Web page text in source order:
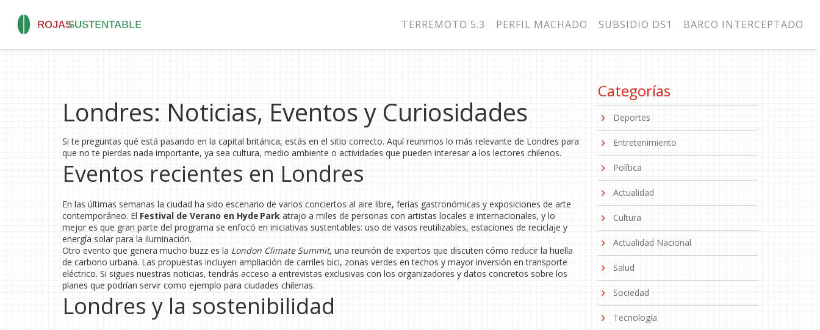
TERREMOTO 5.3 PERFIL MACHADO SUBSIDIO DS1 BARCO INTERCEPTADO
Londres: Noticias, Eventos y Curiosidades
Si te preguntas qué está pasando en la capital británica, estás en el sitio correcto. Aquí reunimos lo más relevante de Londres para
que no te pierdas nada importante, ya sea cultura, medio ambiente o actividades que pueden interesar a los lectores chilenos.
Eventos recientes en Londres
En las últimas semanas la ciudad ha sido escenario de varios conciertos al aire libre, ferias gastronómicas y exposiciones de arte
contemporáneo. El Festival de Verano en Hyde Park atrajo a miles de personas con artistas locales e internacionales, y lo
mejor es que gran parte del programa se enfocó en iniciativas sustentables: uso de vasos reutilizables, estaciones de reciclaje y
energía solar para la iluminación.
Otro evento que genera mucho buzz es la London Climate Summit, una reunión de expertos que discuten cómo reducir la huella
de carbono urbana. Las propuestas incluyen ampliación de carriles bici, zonas verdes en techos y mayor inversión en transporte
eléctrico. Si sigues nuestras noticias, tendrás acceso a entrevistas exclusivas con los organizadores y datos concretos sobre los
planes que podrían servir como ejemplo para ciudades chilenas.
Londres y la sostenibilidad
Categorías
Deportes
Entretenimiento
Política
Actualidad
Cultura
Actualidad Nacional
Salud
Sociedad
Tecnología